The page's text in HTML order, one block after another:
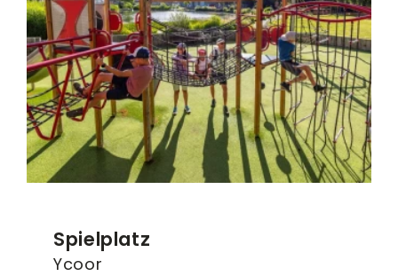
Spielplatz
Ycoor